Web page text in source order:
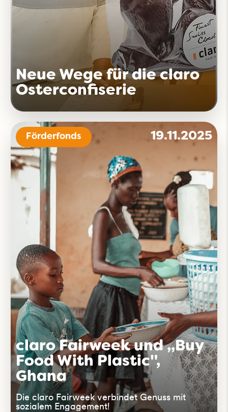
Neue Wege für die claro
Osterconfiserie
Förderfonds 19.11.2025
claro Fairweek und „Buy
Food With Plastic",
Ghana
Die claro Fairweek verbindet Genuss mit
sozialem Engagement!